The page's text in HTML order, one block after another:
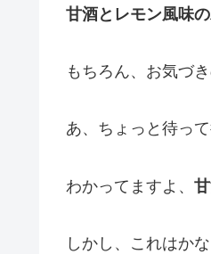
甘酒とレモン風味
もちろん、お気づ
あ、ちょっと待っ
わかってますよ、
しかし、これはか